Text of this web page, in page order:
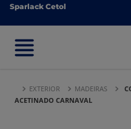
Sparlack Cetol
Sparlack Cetol
EXTERIOR MADEIRAS
ACETINADO CARNAVAL